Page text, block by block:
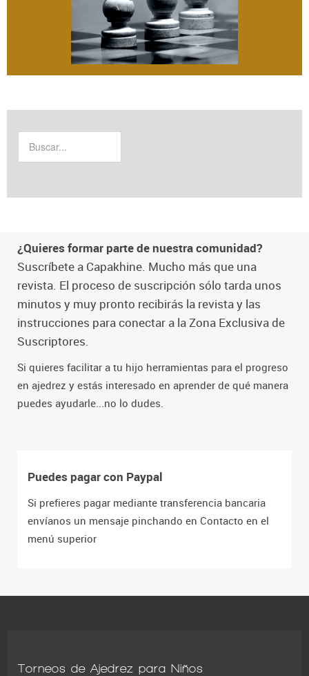
¿Quieres formar parte de nuestra comunidad?
Suscríbete a Capakhine. Mucho más que una
revista. El proceso de suscripción sólo tarda unos
minutos y muy pronto recibirás la revista y las
instrucciones para conectar a la Zona Exclusiva de
Suscriptores.
Si quieres facilitar a tu hijo herramientas para el progreso
en ajedrez y estás interesado en aprender de qué manera
puedes ayudarle...no lo dudes.
Puedes pagar con Paypal
Si prefieres pagar mediante transferencia bancaria
envíanos un mensaje pinchando en Contacto en el
menú superior
Torneos de Ajedrez para Niños